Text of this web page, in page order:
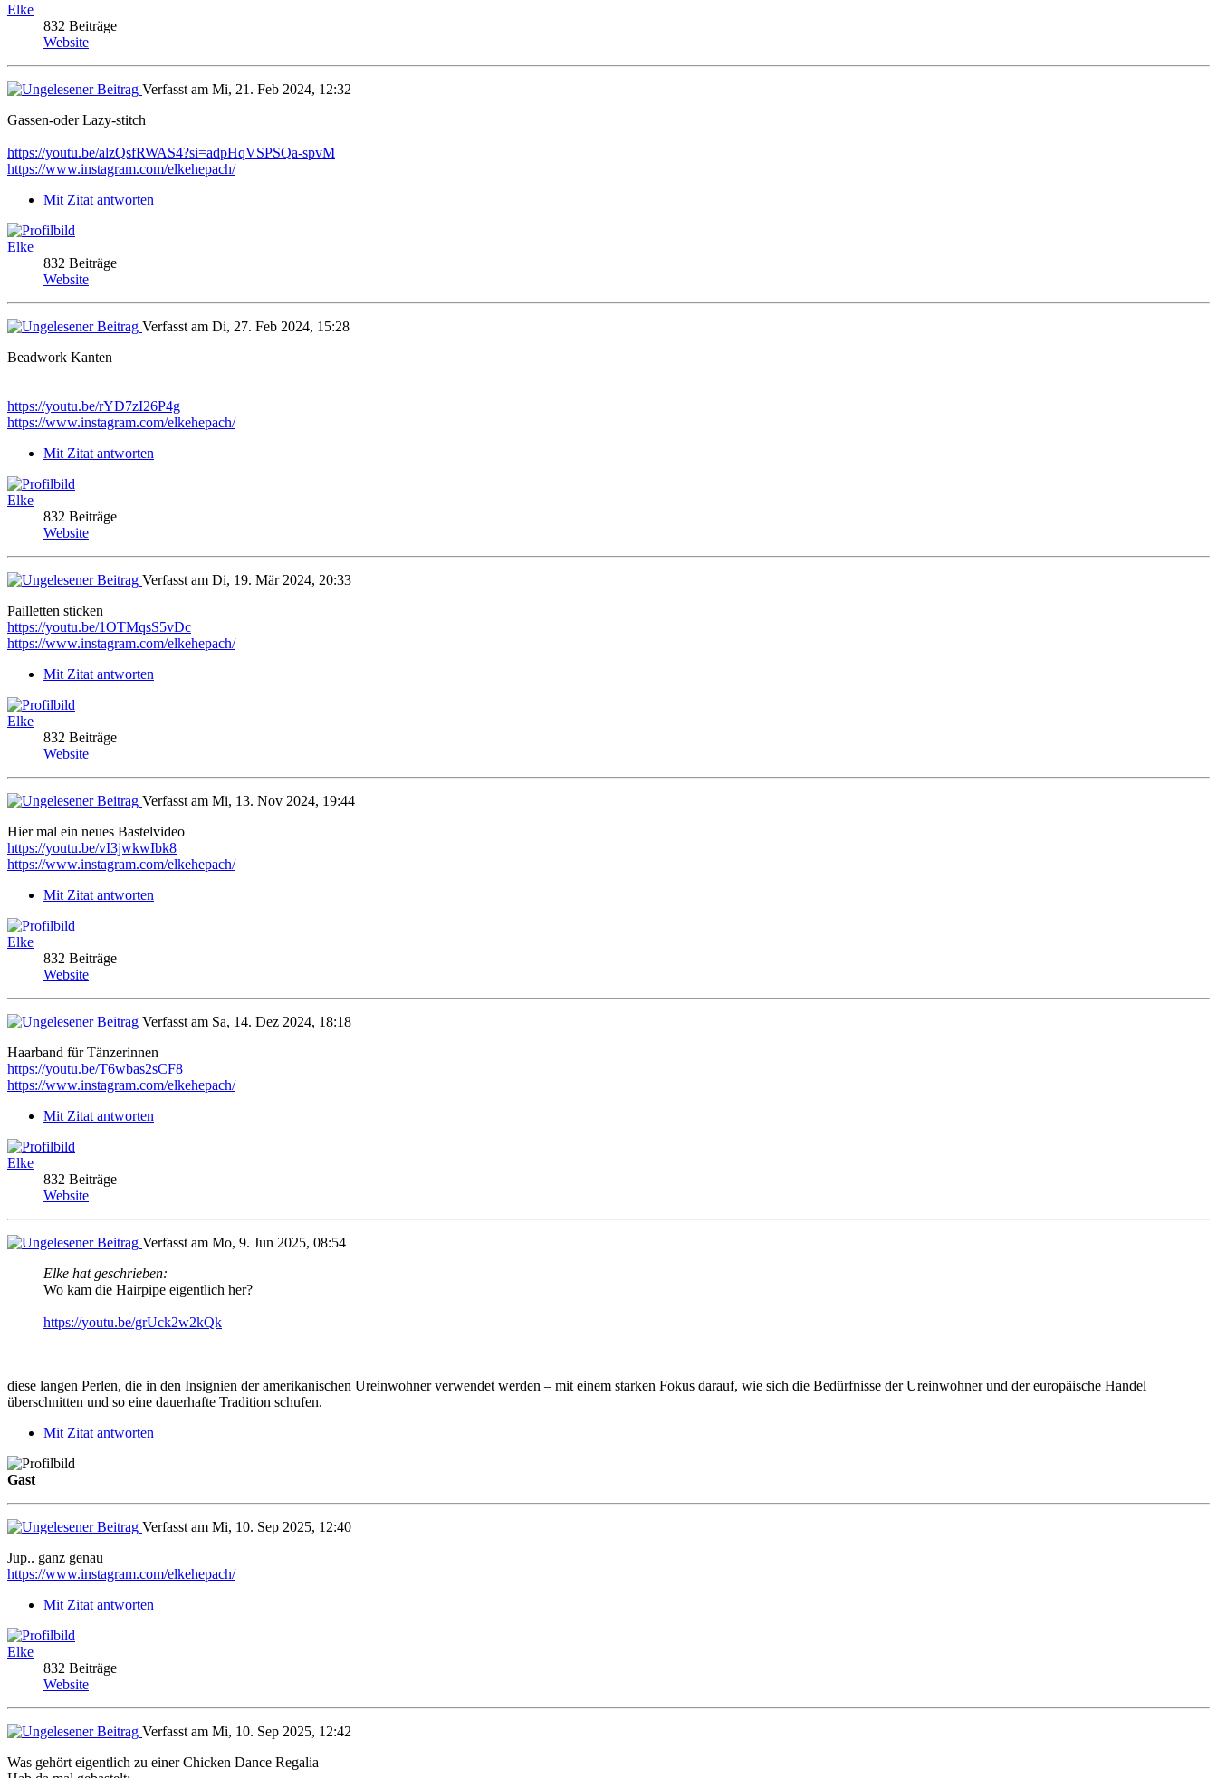
Elke
832 Beiträge
Website
Verfasst am Mi, 21. Feb 2024, 12:32
Gassen-oder Lazy-stitch
https://youtu.be/alzQsfRWAS4?si=adpHqVSPSQa-spvM
https://www.instagram.com/elkehepach/
Mit Zitat antworten
Elke
832 Beiträge
Website
Verfasst am Di, 27. Feb 2024, 15:28
Beadwork Kanten
https://youtu.be/rYD7zI26P4g
https://www.instagram.com/elkehepach/
Mit Zitat antworten
Elke
832 Beiträge
Website
Verfasst am Di, 19. Mär 2024, 20:33
Pailletten sticken
https://youtu.be/1OTMqsS5vDc
https://www.instagram.com/elkehepach/
Mit Zitat antworten
Elke
832 Beiträge
Website
Verfasst am Mi, 13. Nov 2024, 19:44
Hier mal ein neues Bastelvideo
https://youtu.be/vI3jwkwIbk8
https://www.instagram.com/elkehepach/
Mit Zitat antworten
Elke
832 Beiträge
Website
Verfasst am Sa, 14. Dez 2024, 18:18
Haarband für Tänzerinnen
https://youtu.be/T6wbas2sCF8
https://www.instagram.com/elkehepach/
Mit Zitat antworten
Elke
832 Beiträge
Website
Verfasst am Mo, 9. Jun 2025, 08:54
Elke hat geschrieben:
Wo kam die Hairpipe eigentlich her?
https://youtu.be/grUck2w2kQk
diese langen Perlen, die in den Insignien der amerikanischen Ureinwohner verwendet werden – mit einem starken Fokus darauf, wie sich die Bedürfnisse der Ureinwohner und der europäische Handel
überschnitten und so eine dauerhafte Tradition schufen.
Mit Zitat antworten
Gast
Verfasst am Mi, 10. Sep 2025, 12:40
Jup.. ganz genau
https://www.instagram.com/elkehepach/
Mit Zitat antworten
Elke
832 Beiträge
Website
Verfasst am Mi, 10. Sep 2025, 12:42
Was gehört eigentlich zu einer Chicken Dance Regalia